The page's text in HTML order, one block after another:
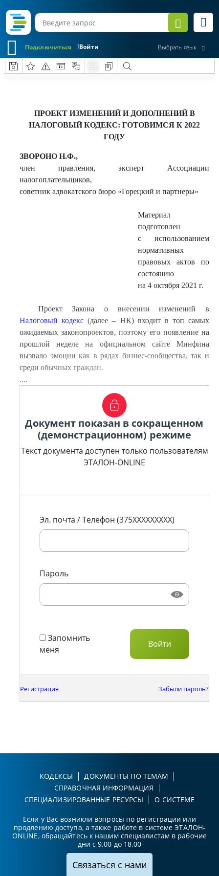
Войти
Подключиться Выбрать язык
ПРОЕКТ ИЗМЕНЕНИЙ И ДОПОЛНЕНИЙ В
НАЛОГОВЫЙ КОДЕКС: ГОТОВИМСЯ К 2022
ГОДУ
ЗВОРОНО Н.Ф.,
член правления, эксперт Ассоциации
налогоплательщиков,
советник адвокатского бюро «Горецкий и партнеры»
Материал
подготовлен
с использованием
нормативных
правовых актов по
состоянию
на 4 октября 2021 г.
Проект Закона о внесении изменений в
Налоговый кодекс (далее – НК) входит в топ самых
ожидаемых законопроектов, поэтому его появление на
прошлой неделе на официальном сайте Минфина
вызвало эмоции как в рядах бизнес-сообщества, так и
среди обычных граждан.
....
Документ показан в сокращенном
(демонстрационном) режиме
Текст документа доступен только пользователям
ЭТАЛОН-ONLINE
Эл. почта / Телефон (375XXXXXXXXX)
Пароль
Запомнить
меня
Регистрация Забыли пароль?
КОДЕКСЫ
ДОКУМЕНТЫ ПО ТЕМАМ
СПРАВОЧНАЯ ИНФОРМАЦИЯ
СПЕЦИАЛИЗИРОВАННЫЕ РЕСУРСЫ
О СИСТЕМЕ
Если у Вас возникли вопросы по регистрации или
продлению доступа, а также работе в системе ЭТАЛОН-
ONLINE, обращайтесь к нашим специалистам в рабочие
дни с 9.00 до 18.00
Связаться с нами